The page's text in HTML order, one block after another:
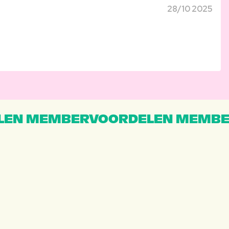
28/10 2025
MEMBERVOORDELEN